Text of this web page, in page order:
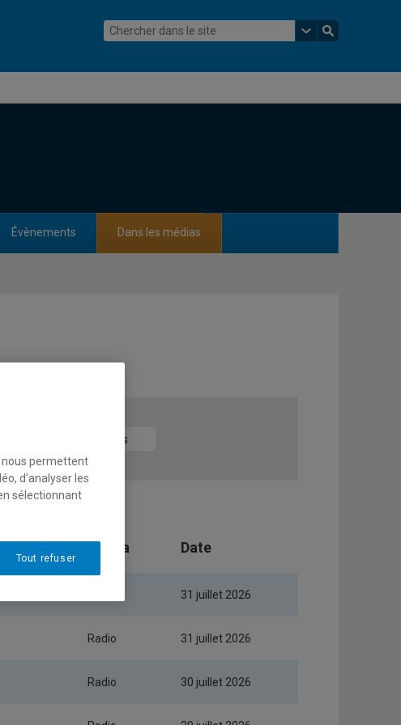
Évènements Dans les médias
Média Date
31 juillet 2026
Radio 31 juillet 2026
Radio 30 juillet 2026
nous permettent
d’analyser les
sélectionnant
Tout refuser